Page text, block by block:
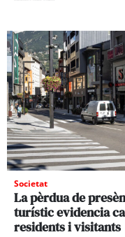
Societat
La pèrdua de
turístic evidencia
residents i visitants